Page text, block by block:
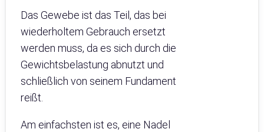
Das Gewebe ist das Teil, das bei
wiederholtem Gebrauch ersetzt
werden muss, da es sich durch die
Gewichtsbelastung abnutzt und
schließlich von seinem Fundament
reißt.
Am einfachsten ist es, eine Nadel